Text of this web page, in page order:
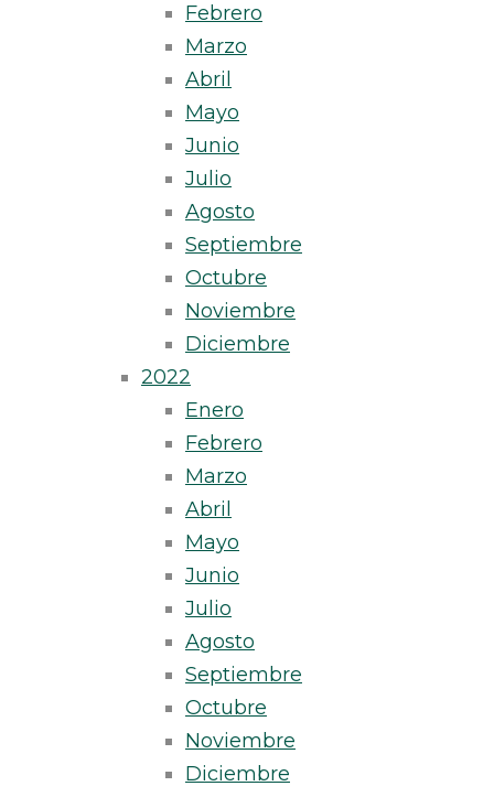
Febrero
Marzo
Abril
Mayo
Junio
Julio
Agosto
Septiembre
Octubre
Noviembre
Diciembre
2022
Enero
Febrero
Marzo
Abril
Mayo
Junio
Julio
Agosto
Septiembre
Octubre
Noviembre
Diciembre